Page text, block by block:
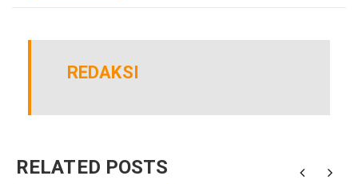
REDAKSI
RELATED POSTS